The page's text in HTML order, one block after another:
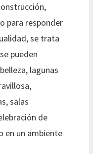
para responder
se trata
pueden
lagunas
salas
de
en un ambiente